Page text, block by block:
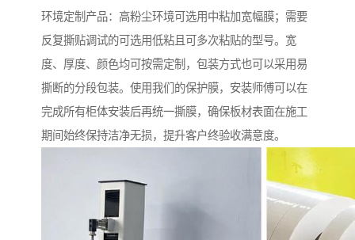
环境定制产品：高粉尘环境可选用中粘加宽幅膜；需要
反复撕贴调试的可选用低粘且可多次粘贴的型号。宽
度、厚度、颜色均可按需定制，包装方式也可以采用易
撕断的分段包装。使用我们的保护膜，安装师傅可以在
完成所有柜体安装后再统一撕膜，确保板材表面在施工
期间始终保持洁净无损，提升客户终验收满意度。